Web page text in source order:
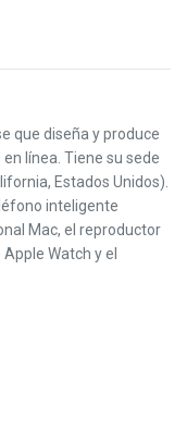
que diseña y produce
línea. Tiene su sede
Estados Unidos).
inteligente
Mac, el reproductor
Watch y el